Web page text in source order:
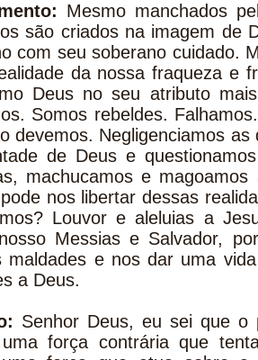
Mesmo manchados
são criados na imagem de
com seu soberano cuidado.
da nossa fraqueza e
Deus no seu atributo
Somos rebeldes.
devemos. Negligenciamos
de Deus e
machucamos e
nos libertar dessas
Louvor e aleluias a
Messias e Salvador,
maldades e nos dar uma
a Deus.
Senhor Deus, eu sei que
força contrária que